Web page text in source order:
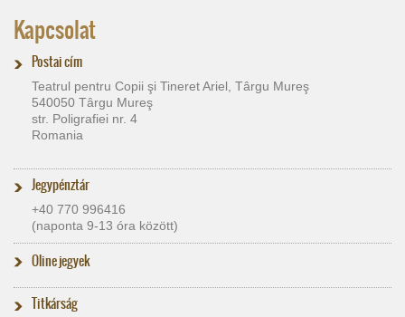
Kapcsolat
Postai cím
Teatrul pentru Copii şi Tineret Ariel, Târgu Mureş
540050 Târgu Mureş
str. Poligrafiei nr. 4
Romania
Jegypénztár
+40 770 996416
(naponta 9-13 óra között)
Oline jegyek
Titkárság